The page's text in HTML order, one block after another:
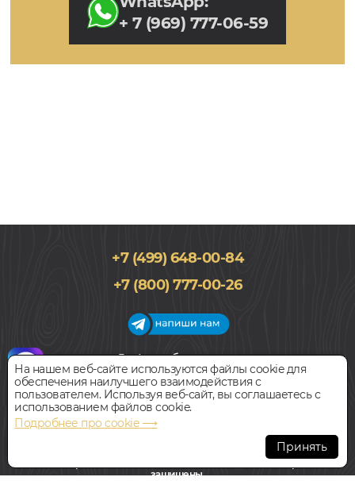
+ 7 (969) 777-06-59
+7 (499) 648-00-84
+7 (800) 777-00-26
График работы салона
Пн-Вс с 09:00 до 21:00
Наш адрес:127018, г. Москва,
ул.Складочная, д.1, строение 9
Всегда свободная парковка
защищены.
На нашем веб-сайте используются файлы cookie для
обеспечения наилучшего взаимодействия с
пользователем. Используя веб-сайт, вы соглашаетесь с
использованием файлов cookie.
Подробнее про cookie ⟶
Принять